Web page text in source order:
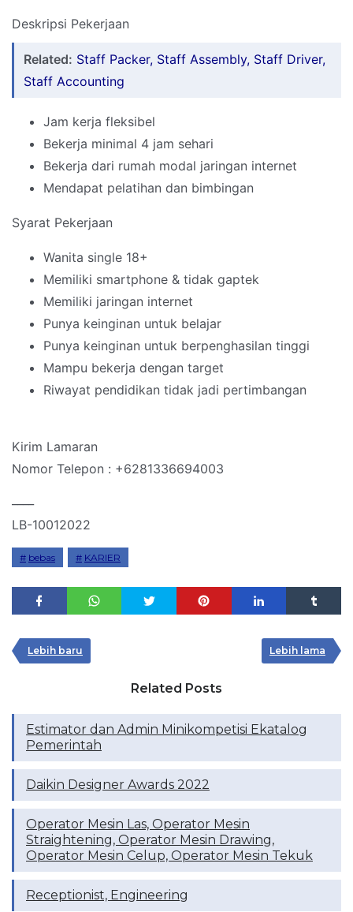
Deskripsi Pekerjaan
Related: Staff Packer, Staff Assembly, Staff Driver,
Staff Accounting
Jam kerja fleksibel
Bekerja minimal 4 jam sehari
Bekerja dari rumah modal jaringan internet
Mendapat pelatihan dan bimbingan
Syarat Pekerjaan
Wanita single 18+
Memiliki smartphone & tidak gaptek
Memiliki jaringan internet
Punya keinginan untuk belajar
Punya keinginan untuk berpenghasilan tinggi
Mampu bekerja dengan target
Riwayat pendidikan tidak jadi pertimbangan
Kirim Lamaran
Nomor Telepon : +6281336694003
LB-10012022
bebas KARIER
Lebih baru Lebih lama
Related Posts
Estimator dan Admin Minikompetisi Ekatalog
Pemerintah
Daikin Designer Awards 2022
Operator Mesin Las, Operator Mesin
Straightening, Operator Mesin Drawing,
Operator Mesin Celup, Operator Mesin Tekuk
Receptionist, Engineering